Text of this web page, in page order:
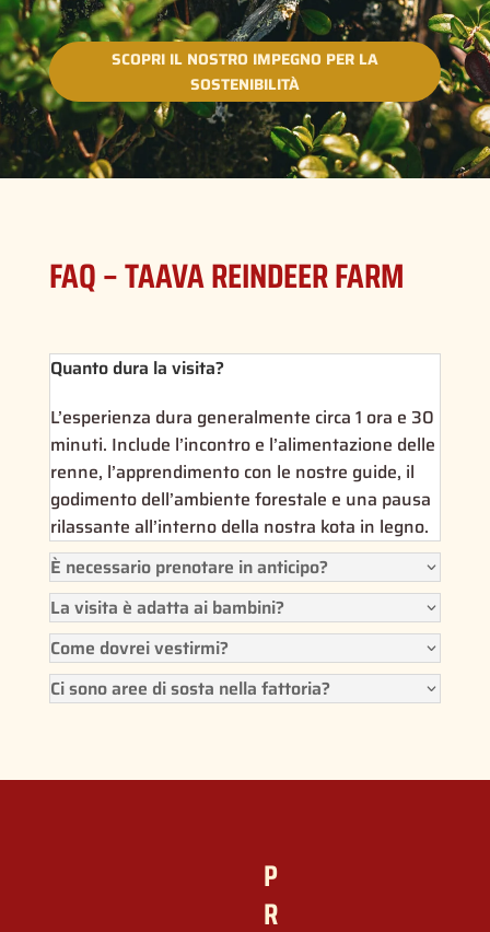
SCOPRI IL NOSTRO IMPEGNO PER LA
SOSTENIBILITÀ
FAQ – TAAVA REINDEER FARM
Quanto dura la visita?
L’esperienza dura generalmente circa 1 ora e 30
minuti. Include l’incontro e l’alimentazione delle
renne, l’apprendimento con le nostre guide, il
godimento dell’ambiente forestale e una pausa
rilassante all’interno della nostra kota in legno.
È necessario prenotare in anticipo?
La visita è adatta ai bambini?
Come dovrei vestirmi?
Ci sono aree di sosta nella fattoria?
P
R